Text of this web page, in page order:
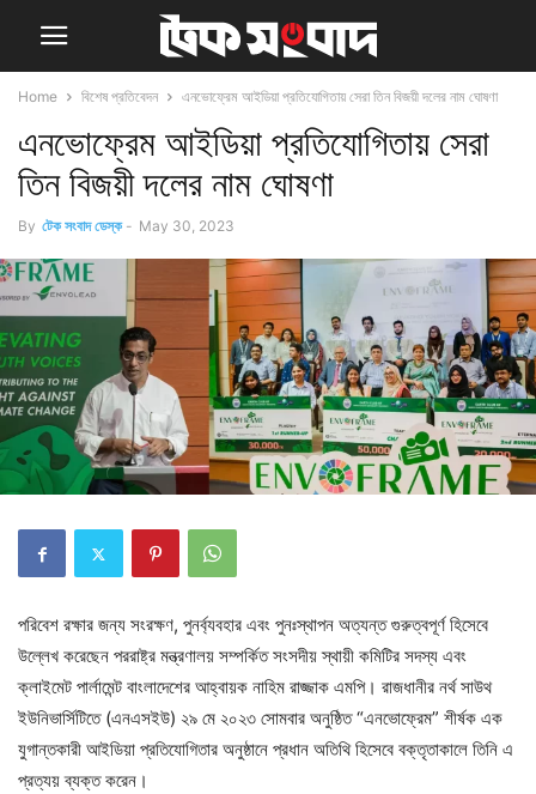
Home বিশেষ প্রতিবেদন এনভোফ্রেম আইডিয়া প্রতিযোগিতায় সেরা তিন বিজয়ী দলের নাম ঘোষণা
এনভোফ্রেম আইডিয়া প্রতিযোগিতায় সেরা
তিন বিজয়ী দলের নাম ঘোষণা
By টেক সংবাদ ডেস্ক - May 30, 2023
পরিবেশ রক্ষার জন্য সংরক্ষণ, পুনর্ব্যবহার এবং পুনঃস্থাপন অত্যন্ত গুরুত্বপূর্ণ হিসেবে
উল্লেখ করেছেন পররাষ্ট্র মন্ত্রণালয় সম্পর্কিত সংসদীয় স্থায়ী কমিটির সদস্য এবং
ক্লাইমেট পার্লামেন্ট বাংলাদেশের আহ্বায়ক নাহিম রাজ্জাক এমপি। রাজধানীর নর্থ সাউথ
ইউনিভার্সিটিতে (এনএসইউ) ২৯ মে ২০২৩ সোমবার অনুষ্ঠিত “এনভোফ্রেম” শীর্ষক এক
যুগান্তকারী আইডিয়া প্রতিযোগিতার অনুষ্ঠানে প্রধান অতিথি হিসেবে বক্তৃতাকালে তিনি এ
প্রত্যয় ব্যক্ত করেন।